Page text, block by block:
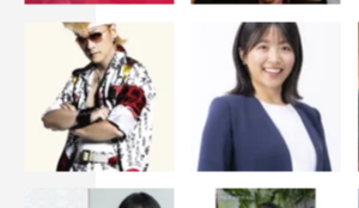
自分の中に吸収するようにしています
の漫画は「チェンソーマン」。これか
でめちゃくちゃ楽しみにしています！
◆最後に、2021年の目標を教えてくだ